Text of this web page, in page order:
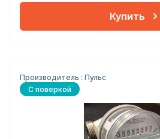
Купить
Производитель : Пульс
С поверкой